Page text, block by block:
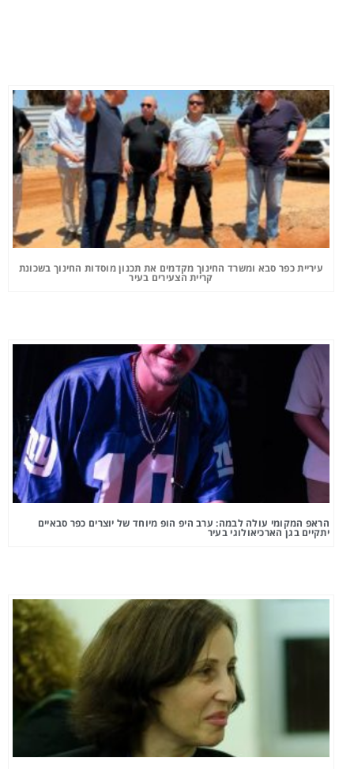
עיריית כפר סבא ומשרד החינוך מקדמים את תכנון מוסדות החינוך בשכונת
קריית הצעירים בעיר
הראפ המקומי עולה לבמה: ערב היפ הופ מיוחד של יוצרים כפר סבאיים
יתקיים בגן הארכיאולוגי בעיר